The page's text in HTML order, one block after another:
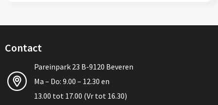
Contact
Pareinpark 23 B-9120 Beveren
Ma – Do: 9.00 – 12.30 en
13.00 tot 17.00 (Vr tot 16.30)